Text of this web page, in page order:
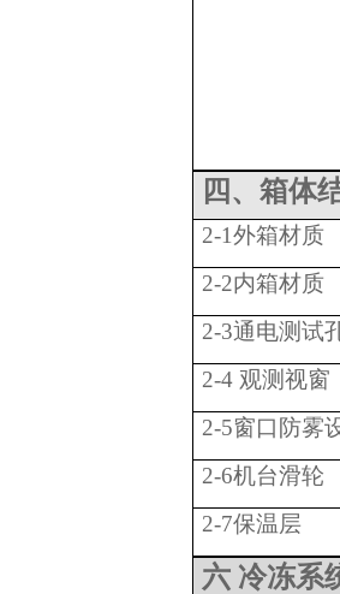
四、箱体
2-1外箱材质
2-2内箱材质
2-3通电测试
2-4 观测视窗
2-5窗口防雾
2-6机台滑轮
2-7保温层
六 冷冻系